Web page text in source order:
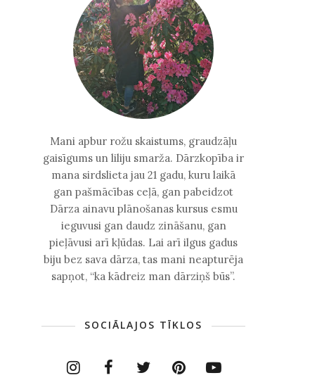
Mani apbur rožu skaistums, graudzāļu
gaisīgums un liliju smarža. Dārzkopība ir
mana sirdslieta jau 21 gadu, kuru laikā
gan pašmācības ceļā, gan pabeidzot
Dārza ainavu plānošanas kursus esmu
ieguvusi gan daudz zināšanu, gan
pieļāvusi arī kļūdas. Lai arī ilgus gadus
biju bez sava dārza, tas mani neapturēja
sapņot, “ka kādreiz man dārziņš būs”.
SOCIĀLAJOS TĪKLOS